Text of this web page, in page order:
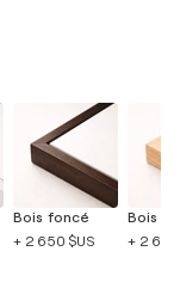
Bois foncé
+ 2 650 $US
Bois
+ 2 650